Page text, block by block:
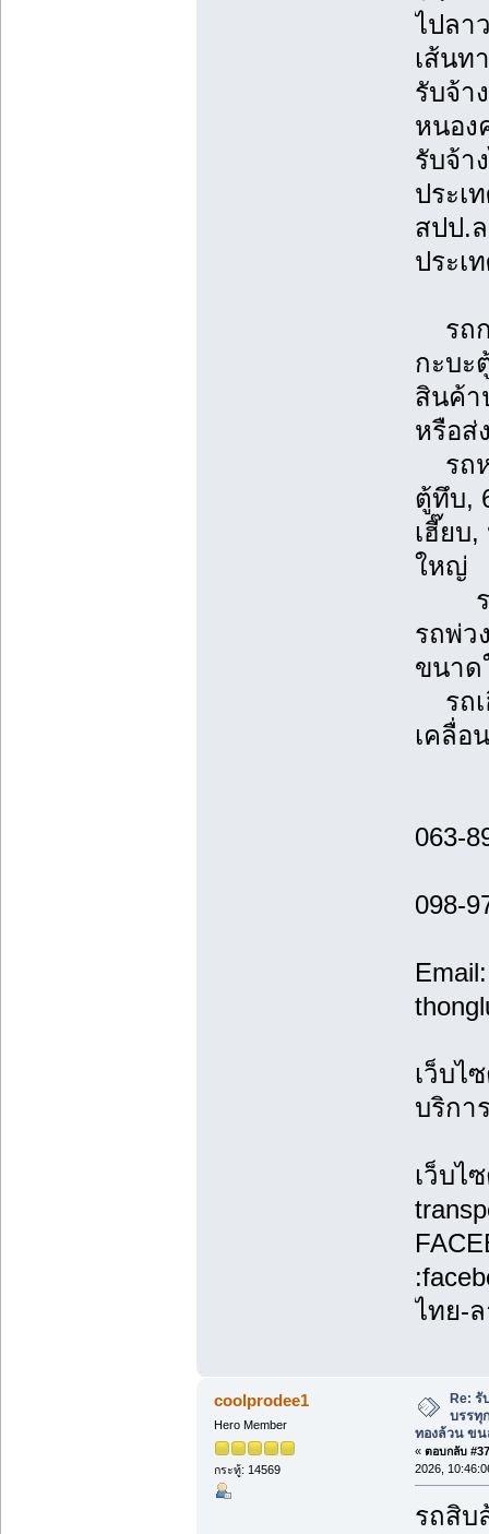
ไปลา
เส้นท
รับจ้า
หนอง
รับจ้า
ประเ
สปป.
ประเ
รถก
กะบะ
สินค้า
หรือส่
รถห
ตู้ทึบ,
เฮี๊ยบ
ใหญ่
รถพ่
รถพ่ว
ขนาด
รถเ
เคลื่อ
063-
098-
Email:
เว็บไ
บริกา
เว็บไ
ไทย-ล
coolprodee1
Hero Member
กระทู้: 14569
Re: รั
บรรทุ
ทองล้วน ขน
« ตอบกลับ
2026,
รถสิบ